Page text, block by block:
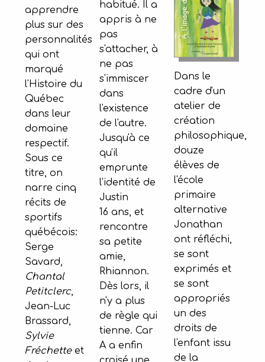
apprendre
plus sur des
personnalités
qui ont
marqué
l'Histoire du
Québec
dans leur
domaine
respectif.
Sous ce
titre, on
narre cinq
récits de
sportifs
québécois:
Serge
Savard,
Chantal
Petitclerc,
Jean-Luc
Brassard,
Sylvie
Fréchetteet
habitué. Il a
appris à ne
pas
s'attacher, à
ne pas
s'immiscer
dans
l'existence
de l'autre.
Jusqu'à ce
qu'il
emprunte
l'identité de
Justin
16 ans, et
rencontre
sa petite
amie,
Rhiannon.
Dès lors, il
n'y a plus
de règle qui
tienne. Car
A a enfin
Dans le
cadre d'un
atelier de
création
philosophique,
douze
élèves de
l'école
primaire
alternative
Jonathan
ont réfléchi,
se sont
exprimés et
se sont
appropriés
un des
droits de
l'enfant issu
de la